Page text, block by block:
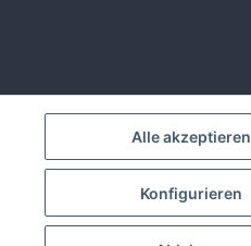
Alle akzeptieren
Konfigurieren